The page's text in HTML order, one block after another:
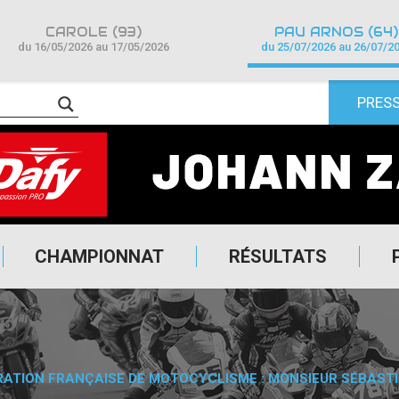
CHAMPIONNAT RÉSULTATS
CAROLE (93)
du 16/05/2026 au 17/05/2026
PAU ARNOS (64)
du 25/07/2026 au 26/07/
FRANÇAISE DE MOTOCYCLISME : MONSIEUR